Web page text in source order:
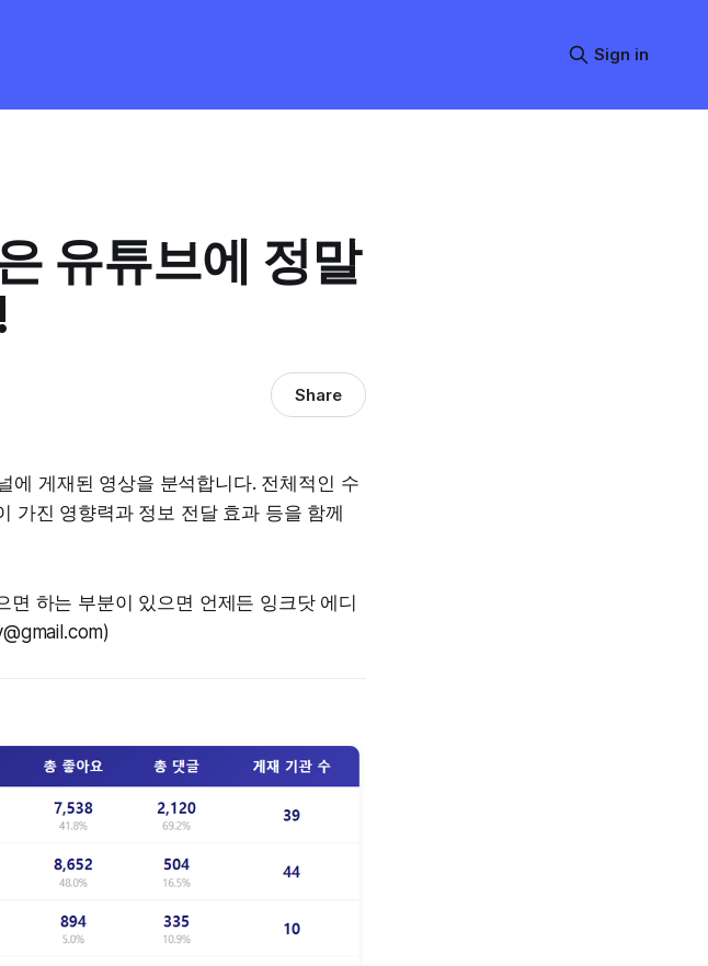
Sign in
유튜브에 정말
Share
에 게재된 영상을 분석합니다. 전체적인 수
가진 영향력과 정보 전달 효과 등을 함께
하는 부분이 있으면 언제든 잉크닷 에디